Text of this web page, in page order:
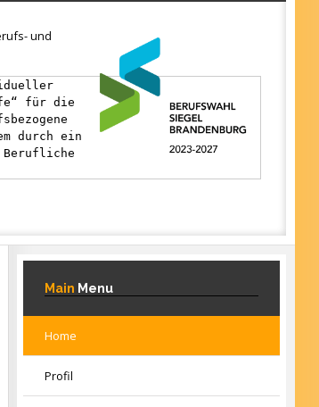
und
für die
durch ein
Berufliche
Main Menu
Home
Profil